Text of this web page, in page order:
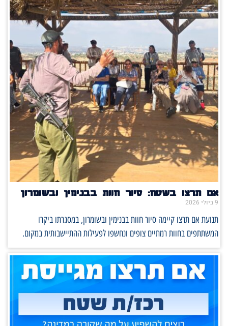
אם תרצו בשטח: סיור חוות בבנימין ובשומרון
9 ביולי 2026
תנועת אם תרצו קיימה סיור חוות בבנימין ובשומרון, במסגרתו ביקרו
המשתתפים בחוות רמתיים צופים ונחשפו לפעילות ההתיישבותית במקום.